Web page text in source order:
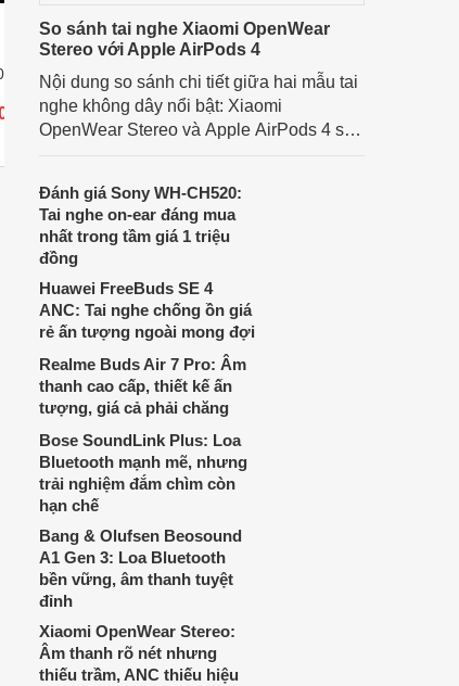
đ
Micro AKG CK47
Giá từ 9.383.000 đ
1 nơi bán
So sánh tai nghe Xiaomi OpenWear
Stereo với Apple AirPods 4
Nội dung so sánh chi tiết giữa hai mẫu tai
nghe không dây nổi bật: Xiaomi
OpenWear Stereo và Apple AirPods 4 sẽ
thích cá nhân. Cả hai đều là sản phẩm
chất lượng cao, nhưng hướng tới đối
tượng khách hàng khác nhau.
Đánh giá Sony WH-CH520:
Tai nghe on-ear đáng mua
nhất trong tầm giá 1 triệu
đồng
Huawei FreeBuds SE 4
ANC: Tai nghe chống ồn giá
rẻ ấn tượng ngoài mong đợi
Realme Buds Air 7 Pro: Âm
thanh cao cấp, thiết kế ấn
tượng, giá cả phải chăng
Bose SoundLink Plus: Loa
Bluetooth mạnh mẽ, nhưng
trải nghiệm đắm chìm còn
hạn chế
Bang & Olufsen Beosound
A1 Gen 3: Loa Bluetooth
bền vững, âm thanh tuyệt
đỉnh
Xiaomi OpenWear Stereo:
Âm thanh rõ nét nhưng
thiếu trầm, ANC thiếu hiệu